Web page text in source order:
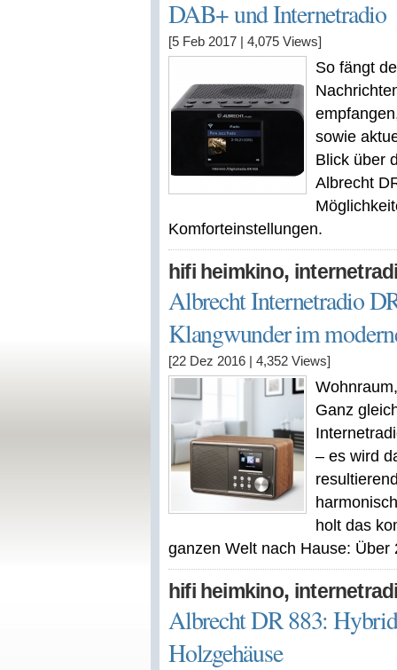
DAB+ und Internetradio
[5 Feb 2017 4,075 Views]
So fängt
sowie
Blick über
Albrecht
Komforteinstellungen.
hifi heimkino,
Albrecht Internetradio
Klangwunder im
[22 Dez 2016 4,352 Views]
Ganz
– es wird
holt das
ganzen Welt nach Hause:
hifi heimkino,
Albrecht DR 883:
Holzgehäuse